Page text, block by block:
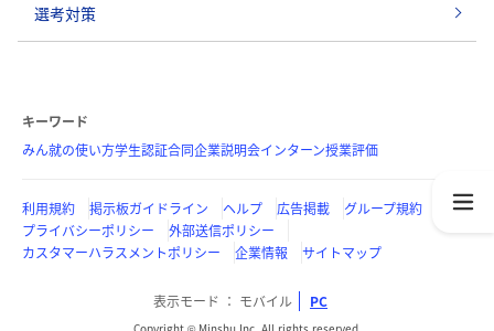
選考対策
キーワード
みん就の使い方学生認証合同企業説明会インターン授業評価
利用規約 掲示板ガイドライン ヘルプ 広告掲載
グループ規約
プライバシーポリシー
外部送信ポリシー
カスタマーハラスメントポリシー
企業情報 サイトマップ
表示モード モバイル PC